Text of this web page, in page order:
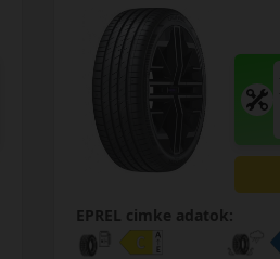
EPREL cimke adatok: